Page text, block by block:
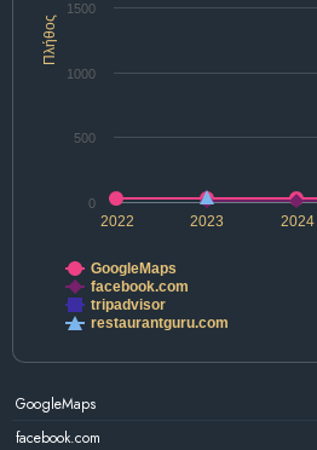
Πλήθος
2022 2024
2023
0
500
1000
1500
GoogleMaps
facebook.com
tripadvisor
restaurantguru.com
GoogleMaps
facebook.com